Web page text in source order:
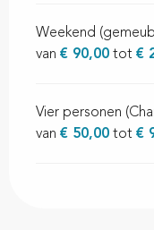
Weekend
van € 90,00 tot €
Vier personen
van € 50,00 tot €